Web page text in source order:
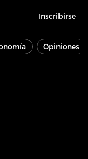
Inscribirse
Opiniones